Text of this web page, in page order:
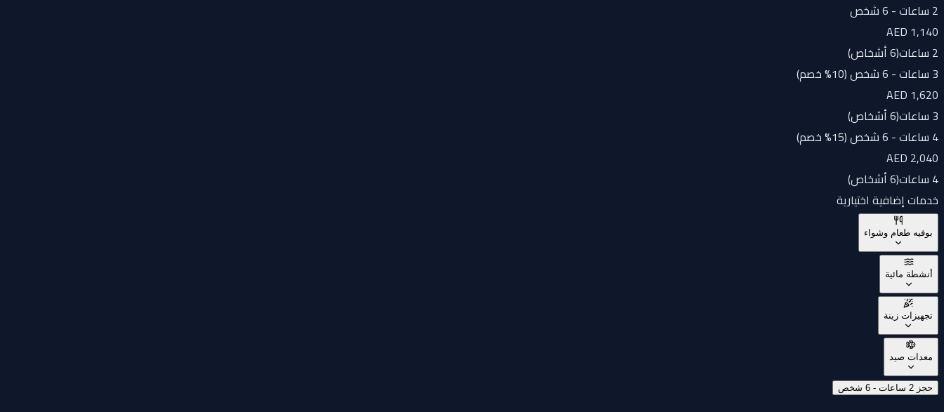
2 ساعات - 6 شخص
AED 1,140
2 ساعات
(6 أشخاص
)
3 ساعات - 6 شخص (10% خصم)
AED 1,620
3 ساعات
(6 أشخاص
)
4 ساعات - 6 شخص (15% خصم)
AED 2,040
4 ساعات
(6 أشخاص
)
خدمات إضافية اختيارية
بوفيه طعام وشواء
أنشطة مائية
تجهيزات زينة
معدات صيد
حجز 2 ساعات - 6 شخص